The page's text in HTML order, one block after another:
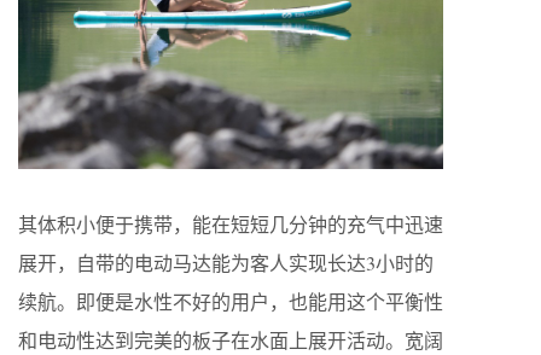
其体积小便于携带，能在短短几分钟的充气中迅速
展开，自带的电动马达能为客人实现长达3小时的
续航。即便是水性不好的用户，也能用这个平衡性
和电动性达到完美的板子在水面上展开活动。宽阔